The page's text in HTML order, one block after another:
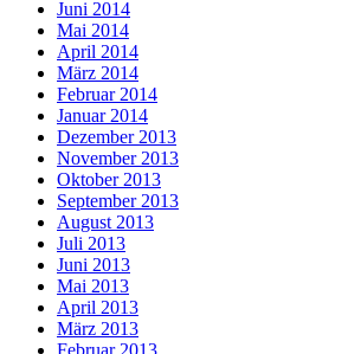
Juni 2014
Mai 2014
April 2014
März 2014
Februar 2014
Januar 2014
Dezember 2013
November 2013
Oktober 2013
September 2013
August 2013
Juli 2013
Juni 2013
Mai 2013
April 2013
März 2013